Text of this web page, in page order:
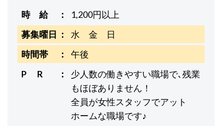
時 給
1,200円以上
募集曜日
水 金 日
時間帯
午後
P R
少人数の働きやすい職場で､残業
もほぼありません！
全員が女性スタッフでアット
ホームな職場です♪